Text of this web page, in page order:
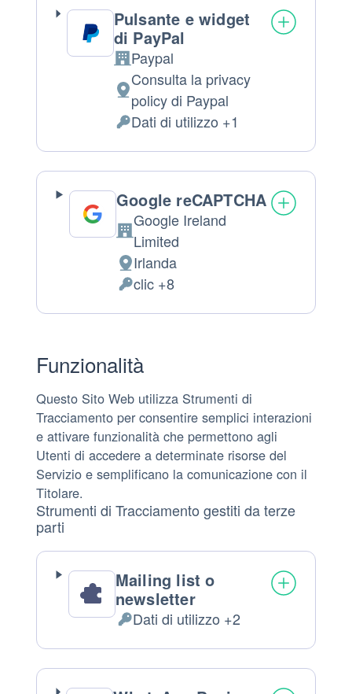
Pulsante e widget
di PayPal
Azienda:
Paypal
Luogo
del
Consulta la privacy
policy di Paypal
Dati
Personali
trattati:
Dati di utilizzo +1
Google reCAPTCHA
Azienda:
Google Ireland
Limited
Luogo
del
trattamento:
Irlanda
Dati
Personali
clic +8
Funzionalità
Questo Sito Web utilizza Strumenti di
Tracciamento per consentire semplici interazioni
e attivare funzionalità che permettono agli
Utenti di accedere a determinate risorse del
Servizio e semplificano la comunicazione con il
Titolare.
Strumenti di Tracciamento gestiti da terze
parti
Mailing list o
newsletter
Dati
Personali
trattati:
Dati di utilizzo +2